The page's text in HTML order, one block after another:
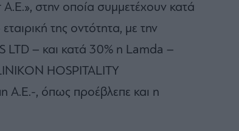
στην οποία συμμετέχουν κατά
της οντότητα, με την
LTD – και κατά 30% η Lamda –
HOSPITALITY
Α.Ε.-, όπως προέβλεπε και η